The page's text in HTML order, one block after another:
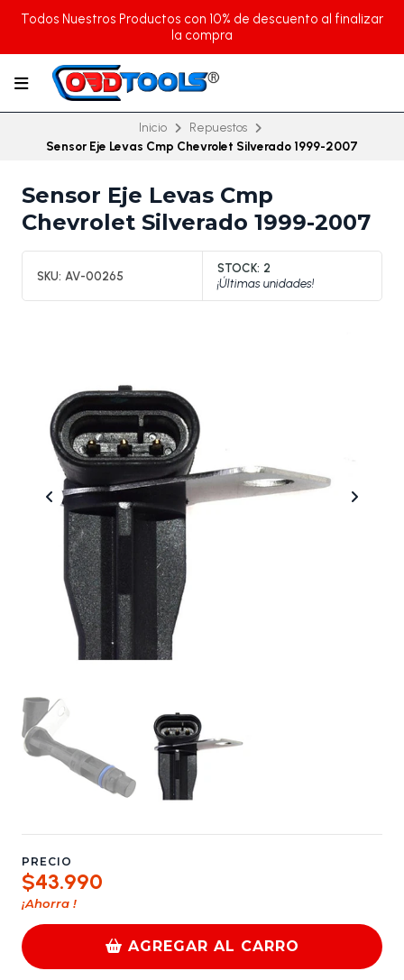
Todos Nuestros Productos con 10% de descuento al finalizar
la compra
Inicio
Repuestos
Sensor Eje Levas Cmp Chevrolet Silverado 1999-2007
Sensor Eje Levas Cmp
Chevrolet Silverado 1999-2007
SKU: AV-00265
STOCK: 2
¡Últimas unidades!
PRECIO
$43.990
¡Ahorra !
AGREGAR AL CARRO